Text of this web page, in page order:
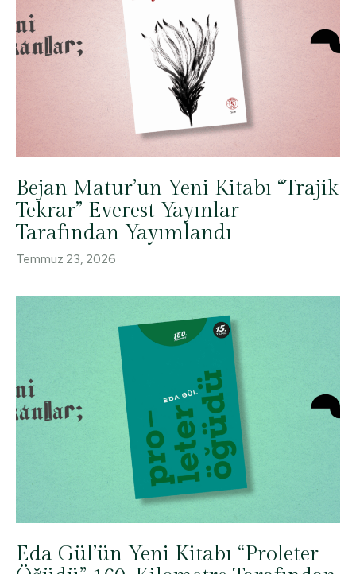
Bejan Matur’un Yeni Kitabı “Trajik
Tekrar” Everest Yayınlar
Tarafından Yayımlandı
Temmuz 23, 2026
Eda Gül’ün Yeni Kitabı “Proleter